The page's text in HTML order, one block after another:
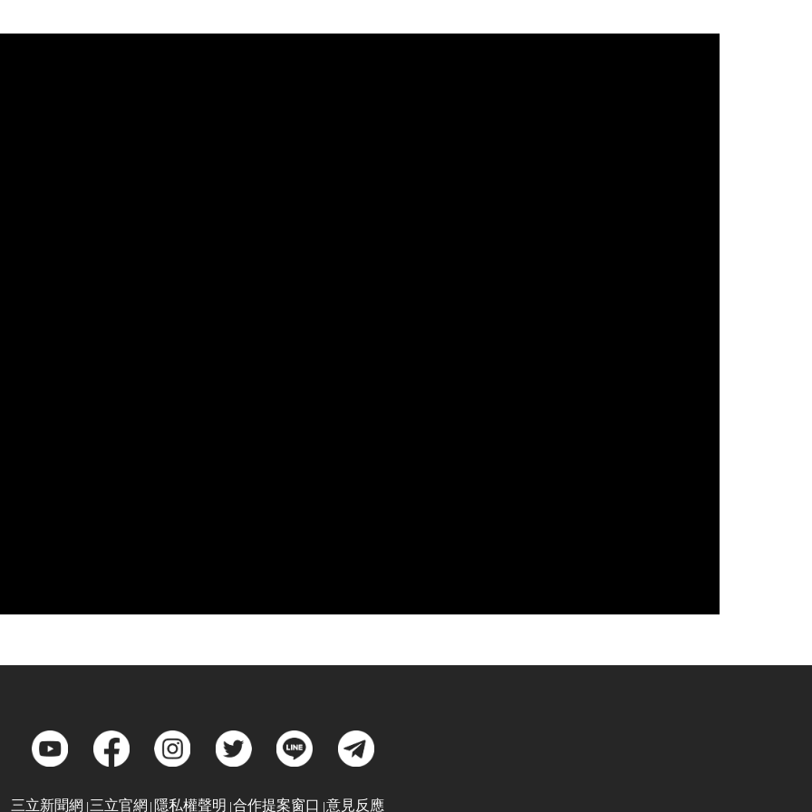
三立新聞網 三立官網 隱私權聲明 合作提案窗口 意見反應